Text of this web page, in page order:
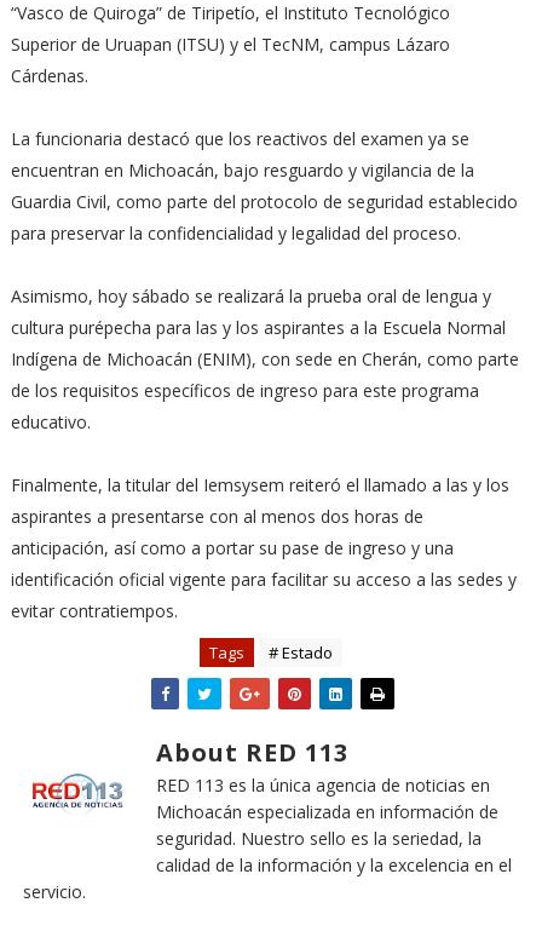
“Vasco de Quiroga” de Tiripetío, el Instituto Tecnológico
Superior de Uruapan (ITSU) y el TecNM, campus Lázaro
Cárdenas.
La funcionaria destacó que los reactivos del examen ya se
encuentran en Michoacán, bajo resguardo y vigilancia de la
Guardia Civil, como parte del protocolo de seguridad establecido
para preservar la confidencialidad y legalidad del proceso.
Asimismo, hoy sábado se realizará la prueba oral de lengua y
cultura purépecha para las y los aspirantes a la Escuela Normal
Indígena de Michoacán (ENIM), con sede en Cherán, como parte
de los requisitos específicos de ingreso para este programa
educativo.
Finalmente, la titular del Iemsysem reiteró el llamado a las y los
aspirantes a presentarse con al menos dos horas de
anticipación, así como a portar su pase de ingreso y una
identificación oficial vigente para facilitar su acceso a las sedes y
evitar contratiempos.
Tags # Estado
About RED 113
RED 113 es la única agencia de noticias en
Michoacán especializada en información de
seguridad. Nuestro sello es la seriedad, la
calidad de la información y la excelencia en el
servicio.